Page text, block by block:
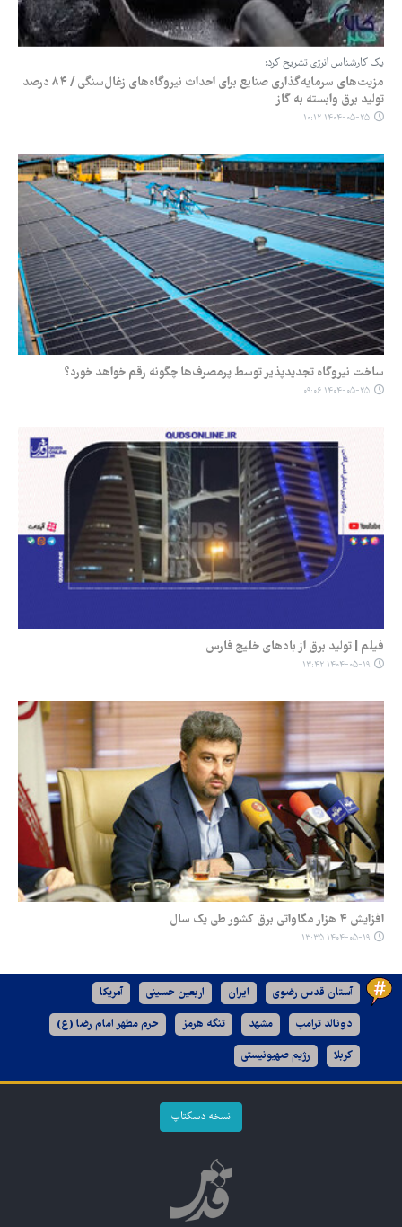
یک کارشناس انرژی تشریح کرد:
مزیت‌های سرمایه‌گذاری صنایع برای احداث نیروگاه‌های زغال‌سنگی / ۸۴ درصد
تولید برق وابسته به گاز
۱۴۰۴-۰۵-۲۵ ۱۰:۱۲
ساخت نیروگاه تجدیدپذیر توسط پرمصرف‌ها چگونه رقم خواهد خورد؟
۱۴۰۴-۰۵-۲۵ ۰۹:۰۶
فیلم | تولید برق از بادهای خلیج فارس
۱۴۰۴-۰۵-۱۹ ۱۳:۴۲
افزایش ۴ هزار مگاواتی برق کشور طی یک سال
۱۴۰۴-۰۵-۱۹ ۱۳:۳۵
آستان قدس رضوی ایران اربعین حسینی آمریکا
دونالد ترامپ مشهد تنگه هرمز حرم مطهر امام رضا (ع)
کربلا رژیم صهیونیستی
نسخه دسکتاپ